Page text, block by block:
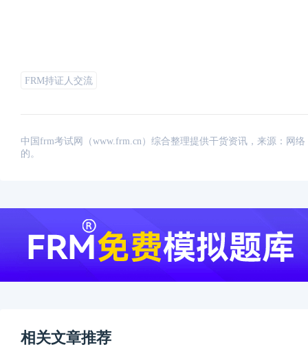
FRM持证人交流
中国frm考试网（www.frm.cn）综合整理提供干货资讯，来源：网
的。
相关文章推荐